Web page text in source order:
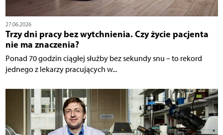
27.06.2026
Trzy dni pracy bez wytchnienia. Czy życie pacjenta
nie ma znaczenia?
Ponad 70 godzin ciągłej służby bez sekundy snu – to rekord
jednego z lekarzy pracujących w...